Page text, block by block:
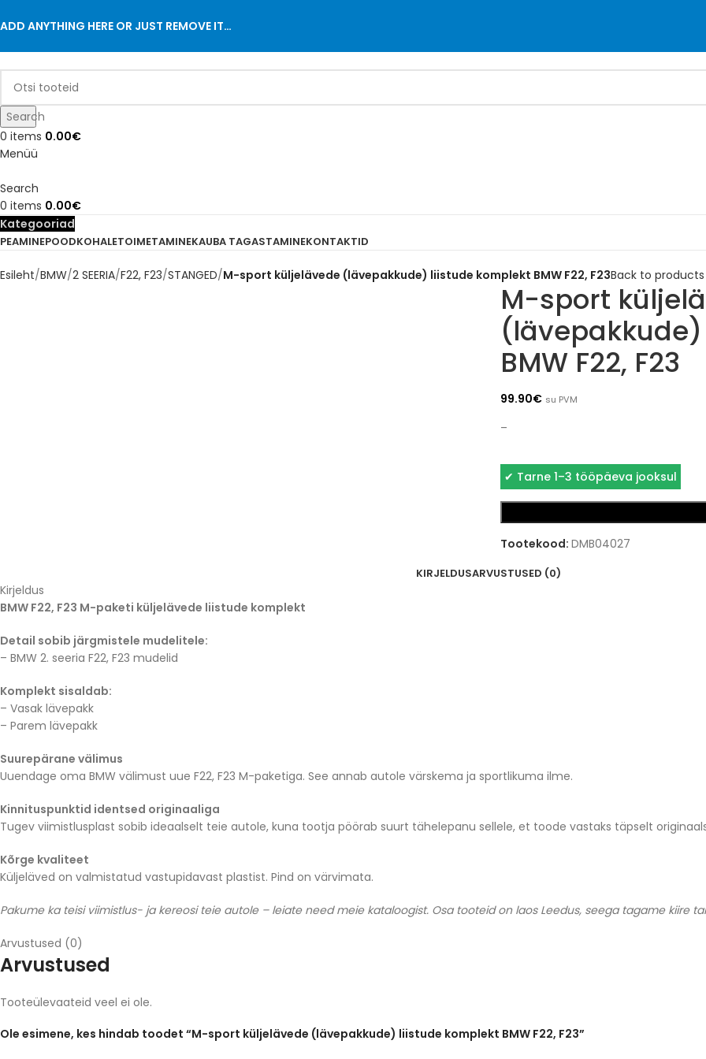
ADD ANYTHING HERE OR JUST REMOVE IT…
Search
0 items 0.00€
Menüü
Search
0 items 0.00€
Kategooriad
PEAMINEPOODKOHALETOIMETAMINEKAUBA TAGASTAMINEKONTAKTID
Esileht BMW 2 SEERIA F22, F23 STANGED M-sport küljelävede (lävepakkude) liistude komplekt BMW F22, F23Back to products
M-sport
BMW F22, F23
99.90€ su PVM
–
✔ Tarne 1–3 tööpäeva jooksul
Tootekood: DMB04027
KIRJELDUSARVUSTUSED (0)
Kirjeldus
BMW F22, F23 M-paketi küljelävede liistude komplekt
Detail sobib järgmistele mudelitele:
– BMW 2. seeria F22, F23 mudelid
Komplekt sisaldab:
– Vasak lävepakk
– Parem lävepakk
Suurepärane välimus
Uuendage oma BMW välimust uue F22, F23 M-paketiga. See annab autole värskema ja sportlikuma ilme.
Kinnituspunktid identsed originaaliga
Tugev viimistlusplast sobib ideaalselt teie autole, kuna tootja pöörab suurt tähelepanu sellele, et toode vastaks täpselt
Kõrge kvaliteet
Küljeläved on valmistatud vastupidavast plastist. Pind on värvimata.
Pakume ka teisi viimistlus- ja kereosi teie autole – leiate need meie kataloogist. Osa tooteid on laos Leedus, seega tagame kiire
Arvustused (0)
Arvustused
Tooteülevaateid veel ei ole.
Ole esimene, kes hindab toodet “M-sport küljelävede (lävepakkude) liistude komplekt BMW F22, F23”